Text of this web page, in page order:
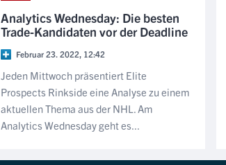
Analytics Wednesday: Die besten
Trade-Kandidaten vor der Deadline
Februar 23. 2022, 12:42
Jeden Mittwoch präsentiert Elite
Prospects Rinkside eine Analyse zu einem
aktuellen Thema aus der NHL. Am
Analytics Wednesday geht es...